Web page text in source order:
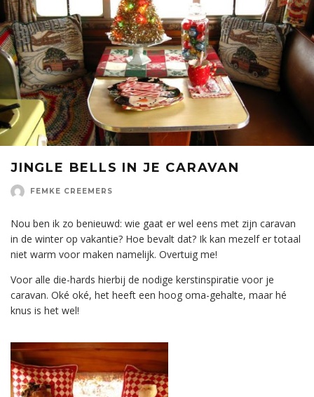
JINGLE BELLS IN JE CARAVAN
FEMKE CREEMERS
Nou ben ik zo benieuwd: wie gaat er wel eens met zijn caravan
in de winter op vakantie? Hoe bevalt dat? Ik kan mezelf er totaal
niet warm voor maken namelijk. Overtuig me!
Voor alle die-hards hierbij de nodige kerstinspiratie voor je
caravan. Oké oké, het heeft een hoog oma-gehalte, maar hé
knus is het wel!